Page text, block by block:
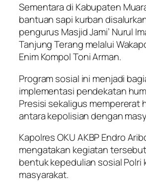
Sementara di Kabupaten
bantuan sapi kurban
pengurus Masjid Jami’ Nurul
Tanjung Terang melalui
Enim Kompol Toni Arman.
Program sosial ini menjadi
implementasi pendekatan
Presisi sekaligus mempererat
antara kepolisian dengan
Kapolres OKU AKBP Endro
mengatakan kegiatan
bentuk kepedulian sosial Polri
masyarakat.